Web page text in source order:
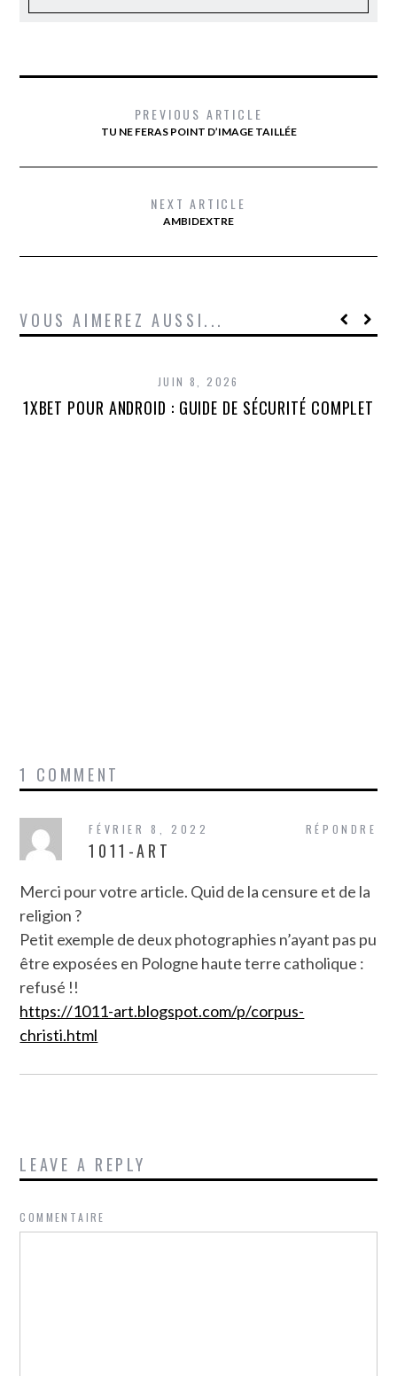
PREVIOUS ARTICLE
TU NE FERAS POINT D’IMAGE TAILLÉE
NEXT ARTICLE
AMBIDEXTRE
VOUS AIMEREZ AUSSI...
JUIN 8, 2026
1XBET POUR ANDROID : GUIDE DE SÉCURITÉ COMPLET
1 COMMENT
RÉPONDRE
FÉVRIER 8, 2022
1011-ART
Merci pour votre article. Quid de la censure et de la
religion ?
Petit exemple de deux photographies n’ayant pas pu
être exposées en Pologne haute terre catholique :
refusé !!
https://1011-art.blogspot.com/p/corpus-
christi.html
LEAVE A REPLY
COMMENTAIRE